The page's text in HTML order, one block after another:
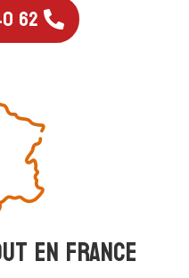
62
en france